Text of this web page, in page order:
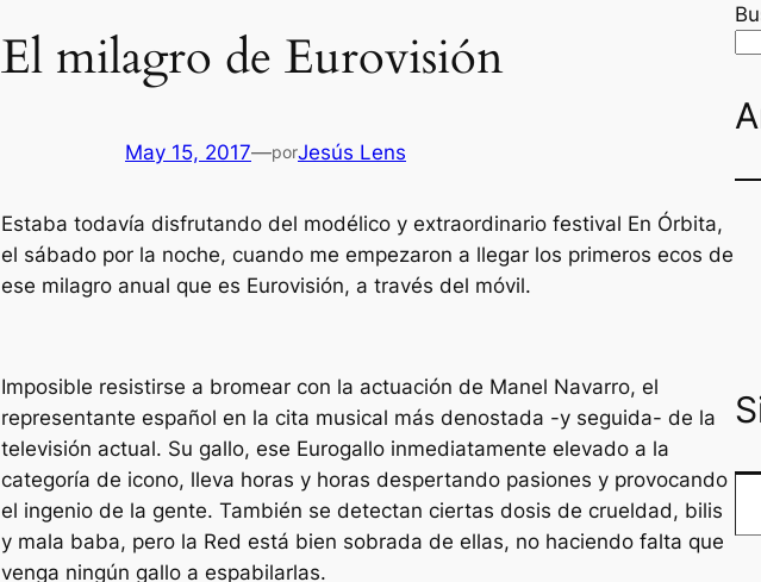
El milagro de Eurovisión
May 15, 2017—porJesús Lens
Estaba todavía disfrutando del modélico y extraordinario festival En Órbita,
el sábado por la noche, cuando me empezaron a llegar los primeros ecos de
ese milagro anual que es Eurovisión, a través del móvil.
Imposible resistirse a bromear con la actuación de Manel Navarro, el
representante español en la cita musical más denostada -y seguida- de la
televisión actual. Su gallo, ese Eurogallo inmediatamente elevado a la
categoría de icono, lleva horas y horas despertando pasiones y provocando
el ingenio de la gente. También se detectan ciertas dosis de crueldad, bilis
y mala baba, pero la Red está bien sobrada de ellas, no haciendo falta que
venga ningún gallo a espabilarlas.
Escribe tu correo electrónico…